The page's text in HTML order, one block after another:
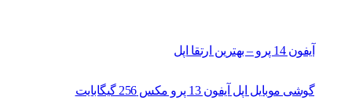
آیفون 14 پرو – بهترین ارتقا اپل
گوشی موبایل اپل آیفون 13 پرو مکس 256 گیگابایت